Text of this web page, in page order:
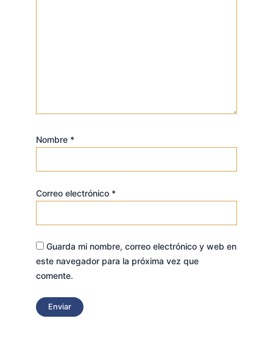
Nombre *
Correo electrónico *
Guarda mi nombre, correo electrónico y web en
este navegador para la próxima vez que
comente.